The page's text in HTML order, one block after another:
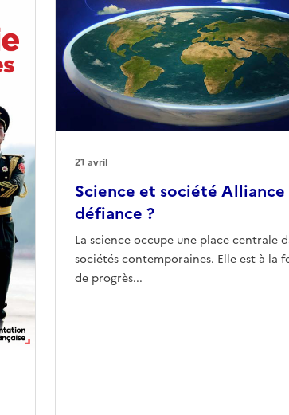
Science et société Alliance
défiance ?
La science occupe une place centrale
sociétés contemporaines. Elle est à la
de progrès...
21 avril